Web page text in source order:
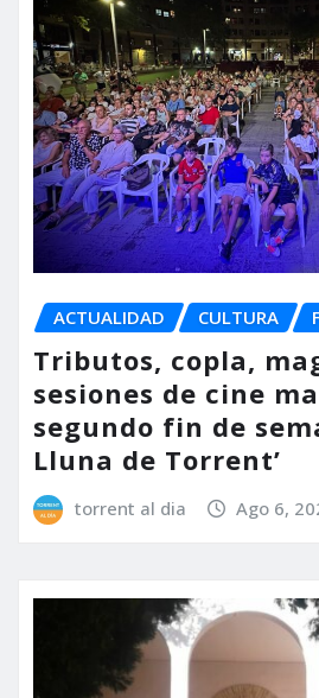
ACTUALIDAD CULTURA
Tributos, copla,
sesiones de cine
segundo fin de
Lluna de Torrent’
torrent al dia Ago 6,